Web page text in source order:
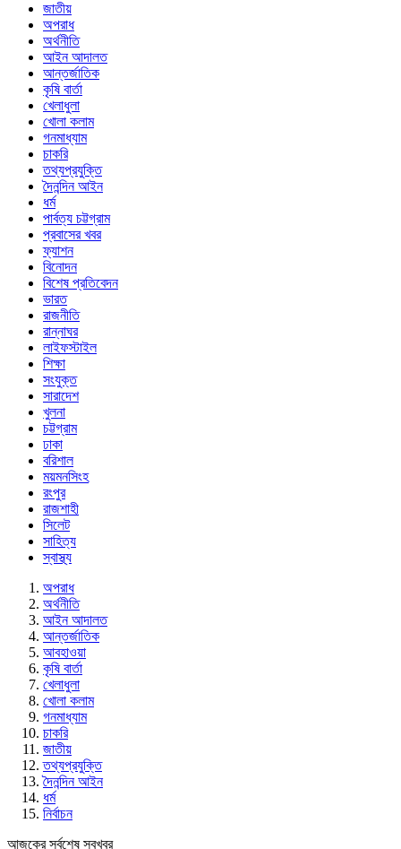
জাতীয়
অপরাধ
অর্থনীতি
আইন আদালত
আন্তর্জাতিক
কৃষি বার্তা
খেলাধুলা
খোলা কলাম
গনমাধ্যাম
চাকরি
তথ্যপ্রযুক্তি
দৈনন্দিন আইন
ধর্ম
পার্বত্য চট্টগ্রাম
প্রবাসের খবর
ফ্যাশন
বিনোদন
বিশেষ প্রতিবেদন
ভারত
রাজনীতি
রান্নাঘর
লাইফস্টাইল
শিক্ষা
সংযুক্ত
সারাদেশ
খুলনা
চট্টগ্রাম
ঢাকা
বরিশাল
ময়মনসিংহ
রংপুর
রাজশাহী
সিলেট
সাহিত্য
স্বাস্থ্য
অপরাধ
অর্থনীতি
আইন আদালত
আন্তর্জাতিক
আবহাওয়া
কৃষি বার্তা
খেলাধুলা
খোলা কলাম
গনমাধ্যাম
চাকরি
জাতীয়
তথ্যপ্রযুক্তি
দৈনন্দিন আইন
ধর্ম
নির্বাচন
আজকের সর্বশেষ সবখবর